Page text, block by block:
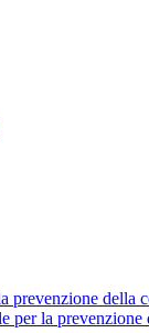
prevenzione della
per la